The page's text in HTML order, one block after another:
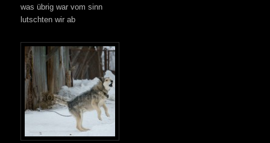
was übrig war vom sinn
lutschten wir ab